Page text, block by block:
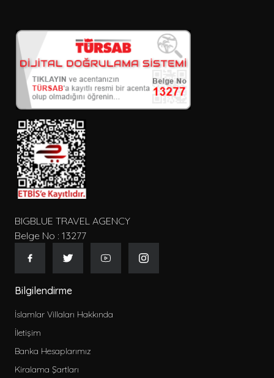
BIGBLUE TRAVEL AGENCY
Belge No : 13277
Bilgilendirme
İslamlar Villaları Hakkında
İletişim
Banka Hesaplarımız
Kiralama Şartları